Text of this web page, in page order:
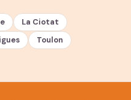
La Ciotat
Toulon